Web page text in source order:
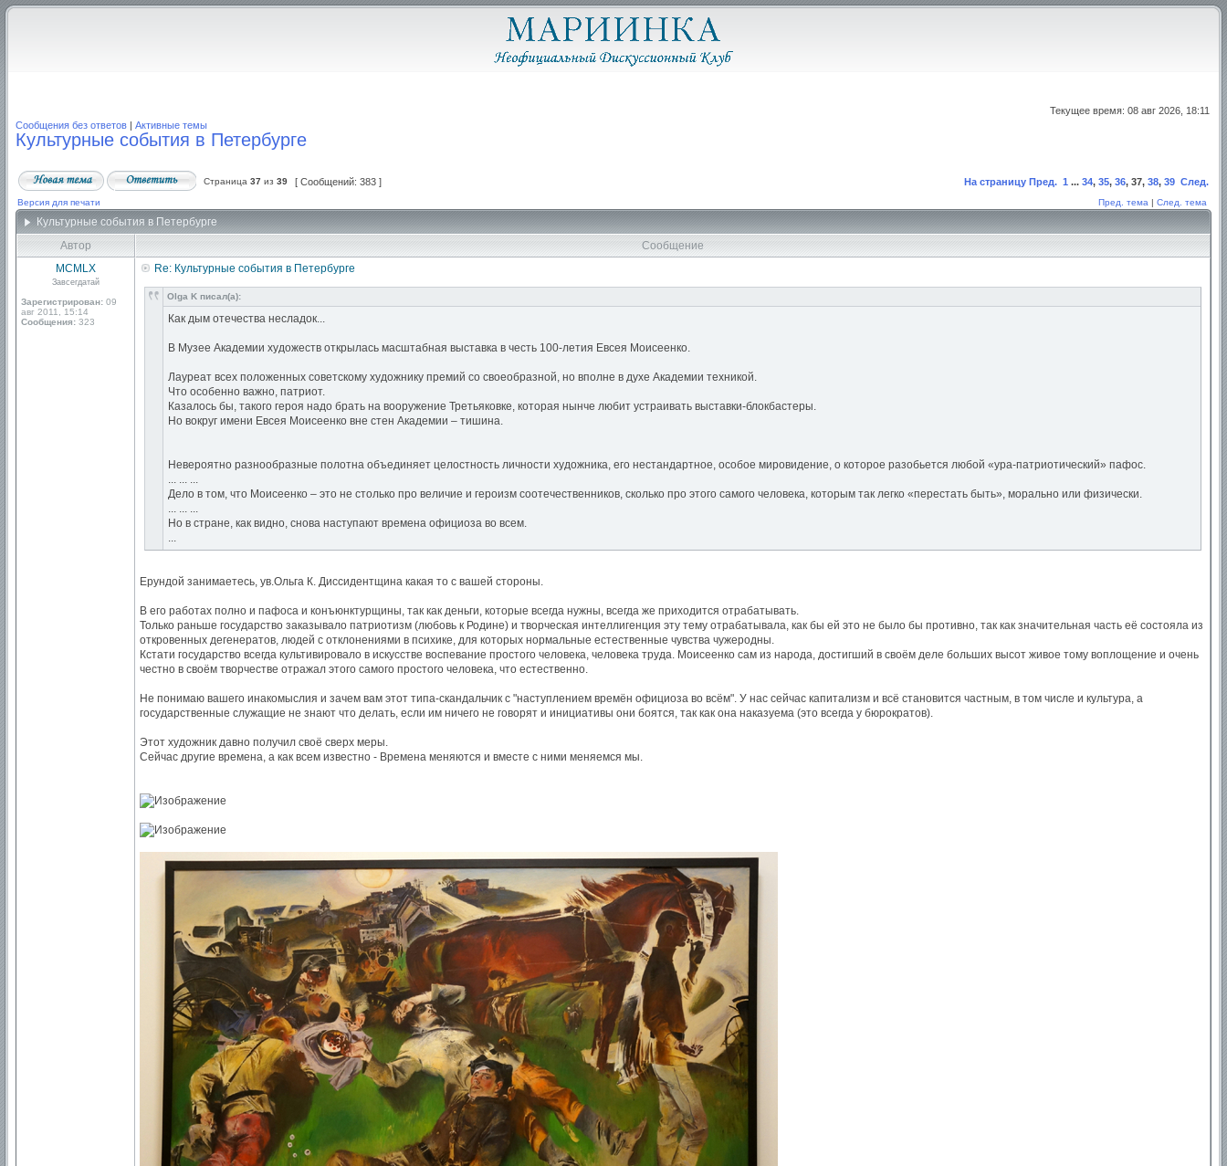
Текущее время: 08 авг 2026, 18:11
Сообщения без ответов | Активные темы
Культурные события в Петербурге
Страница 37 из 39 [ Сообщений: 383 ] На страницу Пред. 1 ... 34, 35, 36, 37, 38, 39 След.
Версия для печати Пред. тема | След. тема
Культурные события в Петербурге
Автор
Сообщение
MCMLX
Завсегдатай
Зарегистрирован: 09
авг 2011, 15:14
Сообщения: 323
Re: Культурные события в Петербурге
Olga K писал(а):
Как дым отечества несладок...
В Музее Академии художеств открылась масштабная выставка в честь 100-летия Евсея Моисеенко.
Лауреат всех положенных советскому художнику премий со своеобразной, но вполне в духе Академии техникой.
Что особенно важно, патриот.
Казалось бы, такого героя надо брать на вооружение Третьяковке, которая нынче любит устраивать выставки-блокбастеры.
Но вокруг имени Евсея Моисеенко вне стен Академии – тишина.
Невероятно разнообразные полотна объединяет целостность личности художника, его нестандартное, особое мировидение, о которое разобьется любой «ура-патриотический» пафос.
... ... ...
Дело в том, что Моисеенко – это не столько про величие и героизм соотечественников, сколько про этого самого человека, которым так легко «перестать быть», морально или физически.
... ... ...
Но в стране, как видно, снова наступают времена официоза во всем.
...
Ерундой занимаетесь, ув.Ольга К. Диссидентщина какая то с вашей стороны.
В его работах полно и пафоса и конъюнктурщины, так как деньги, которые всегда нужны, всегда же приходится отрабатывать.
Только раньше государство заказывало патриотизм (любовь к Родине) и творческая интеллигенция эту тему отрабатывала, как бы ей это не было бы противно, так как значительная часть её состояла из
откровенных дегенератов, людей с отклонениями в психике, для которых нормальные естественные чувства чужеродны.
Кстати государство всегда культивировало в искусстве воспевание простого человека, человека труда. Моисеенко сам из народа, достигший в своём деле больших высот живое тому воплощение и очень
честно в своём творчестве отражал этого самого простого человека, что естественно.
Не понимаю вашего инакомыслия и зачем вам этот типа-скандальчик с "наступлением времён официоза во всём". У нас сейчас капитализм и всё становится частным, в том числе и культура, а
государственные служащие не знают что делать, если им ничего не говорят и инициативы они боятся, так как она наказуема (это всегда у бюрократов).
Этот художник давно получил своё сверх меры.
Сейчас другие времена, а как всем известно - Времена меняются и вместе с ними меняемся мы.